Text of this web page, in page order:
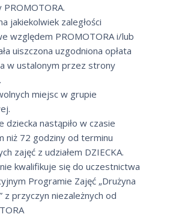
PROMOTORA.
jakiekolwiek zaległości
względem PROMOTORA i/lub
uiszczona uzgodniona opłata
w ustalonym przez strony
miejsc w grupie
dziecka nastąpiło w czasie
niż 72 godziny od terminu
zajęć z udziałem DZIECKA.
kwalifikuje się do uczestnictwa
Programie Zajęć „Drużyna
z przyczyn niezależnych od